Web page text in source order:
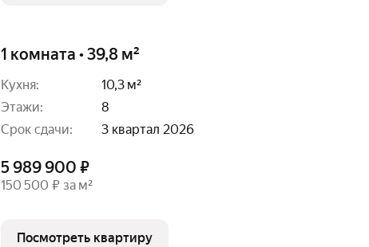
1 комната • 39,8 м²
Кухня:
10,3 м²
Этажи:
8
Срок сдачи:
3 квартал 2026
5 989 900 ₽
150 500 ₽ за м²
Посмотреть квартиру